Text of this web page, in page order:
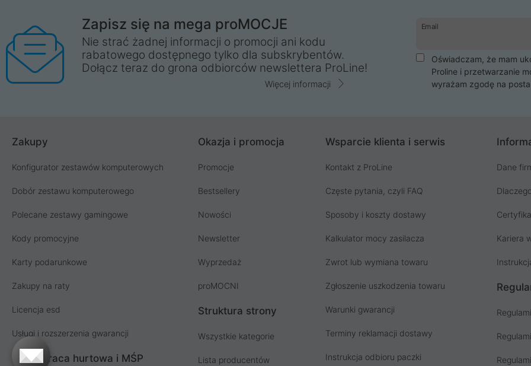
Zapisz się na mega proMOCJE
Nie strać żadnej informacji o promocji ani kodu
rabatowego dostępnego tylko dla subskrybentów.
Dołącz teraz do grona odbiorców newslettera ProLine!
Więcej informacji
Email
Oświadczam, że mam
Proline i przetwarzanie
wyrażam zgodę na
Zakupy
Konfigurator zestawów komputerowych
Dobór zestawu komputerowego
Polecane zestawy gamingowe
Kody promocyjne
Karty podarunkowe
Zakupy na raty
Licencja esd
Usługi i rozszerzenia gwarancji
Współpraca hurtowa i MŚP
Okazja i promocja
Promocje
Bestsellery
Nowości
Newsletter
Wyprzedaż
proMOCNI
Struktura strony
Wszystkie kategorie
Lista producentów
Wsparcie klienta i serwis
Kontakt z ProLine
Częste pytania, czyli FAQ
Sposoby i koszty dostawy
Kalkulator mocy zasilacza
Zwrot lub wymiana towaru
Zgłoszenie uszkodzenia towaru
Warunki gwarancji
Terminy reklamacji dostawy
Instrukcja odbioru paczki
Dane
Kariera